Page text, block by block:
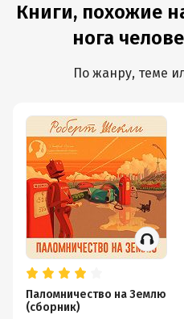
Книги, похожие
нога
По жанру, теме
Паломничество на Землю
(сборник)